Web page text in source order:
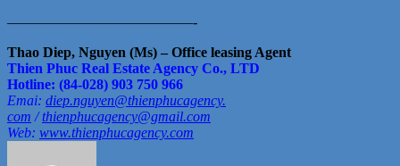
—————————————-
Thao Diep, Nguyen (Ms) – Office leasing Agent
Thien Phuc Real Estate Agency Co., LTD
Hotline: (84-028) 903 750 966
Emai: diep.nguyen@thienphucagency.
com /thienphucagency@gmail.com
Web: www.thienphucagency.com